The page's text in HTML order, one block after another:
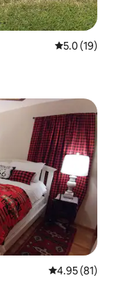
คะแนนเฉลี่ย
5.0 (19)
คะแนนเฉลี่ย
4.95 (81)